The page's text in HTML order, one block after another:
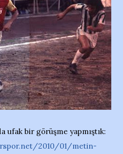
ufak bir görüşme yapmıştık:
2010/01/metin-